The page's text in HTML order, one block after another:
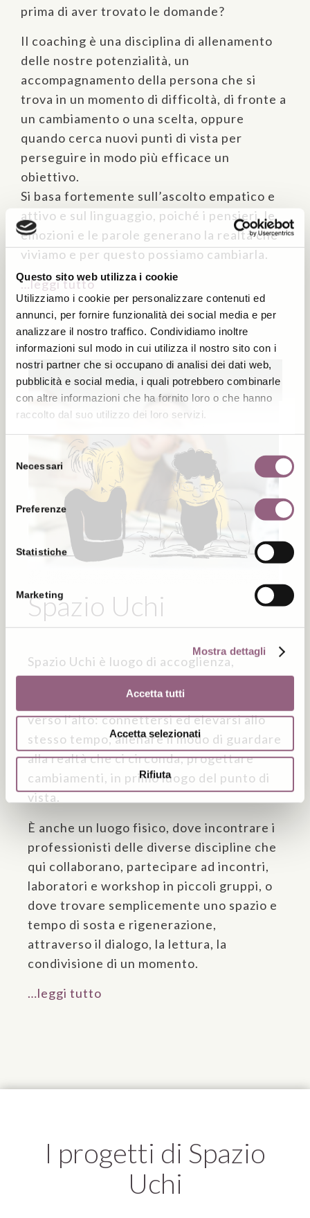
Questo sito web utilizza i cookie
Utilizziamo i cookie per personalizzare contenuti ed
annunci, per fornire funzionalità dei social media e per
analizzare il nostro traffico. Condividiamo inoltre
informazioni sul modo in cui utilizza il nostro sito con i
nostri partner che si occupano di analisi dei dati web,
pubblicità e social media, i quali potrebbero combinarle
con altre informazioni che ha fornito loro o che hanno
raccolto dal suo utilizzo dei loro servizi.
delNecessari
Preferenze
Statistiche
Marketing
Mostra dettagli
Accetta tutti
Accetta selezionati
Rifiuta
prima di aver trovato le domande?
Il coaching è una disciplina di allenamento
delle nostre potenzialità, un
accompagnamento della persona che si
trova in un momento di difficoltà, di fronte a
un cambiamento o una scelta, oppure
quando cerca nuovi punti di vista per
perseguire in modo più efficace un
obiettivo.
Si basa fortemente sull’ascolto empatico e
attivo e sul linguaggio, poiché i pensieri, le
emozioni e le parole generano la realtà che
viviamo e per questo possiamo cambiarla.
…leggi tutto
Spazio Uchi
Spazio Uchi è luogo di accoglienza,
supporto e costruzione, dove coltivare
progetti e gettare ponti verso l’altro e
verso l’alto: connettersi ed elevarsi allo
stesso tempo, allenare il modo di guardare
alla realtà che ci circonda, progettare
cambiamenti, in primo luogo del punto di
vista.
È anche un luogo fisico, dove incontrare i
professionisti delle diverse discipline che
qui collaborano, partecipare ad incontri,
laboratori e workshop in piccoli gruppi, o
dove trovare semplicemente uno spazio e
tempo di sosta e rigenerazione,
attraverso il dialogo, la lettura, la
condivisione di un momento.
…leggi tutto
I progetti di Spazio
Uchi